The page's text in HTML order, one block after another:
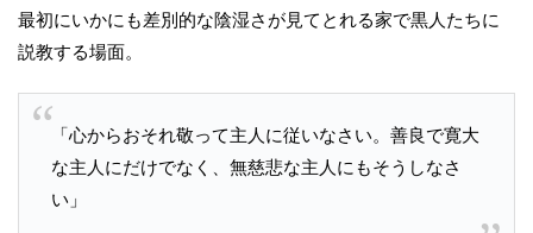
最初にいかにも差別的な陰湿さが見てとれる家で黒人たちに
説教する場面。
「心からおそれ敬って主人に従いなさい。善良で寛大
な主人にだけでなく、無慈悲な主人にもそうしなさ
い」